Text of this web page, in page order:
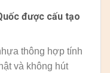
được cấu tạo
thông hợp tính
và không hút